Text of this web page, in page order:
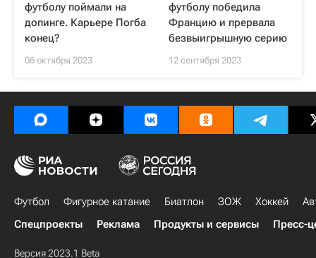
футболу поймали на
допинге. Карьере Погба
конец?
06 октября 2023
футболу победила
Францию и прервала
безвыигрышную серию
12 сентября 2023
Футбол Фигурное катание Биатлон ЗОЖ Хоккей
Спецпроекты
Реклама Продукты и сервисы Пресс-
Версия 2023.1 Beta